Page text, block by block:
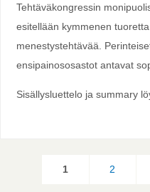
Tehtäväkongressin
esitellään kymmenen
menestystehtävää.
ensipainososastot antavat
Sisällysluettelo ja summary
1 2